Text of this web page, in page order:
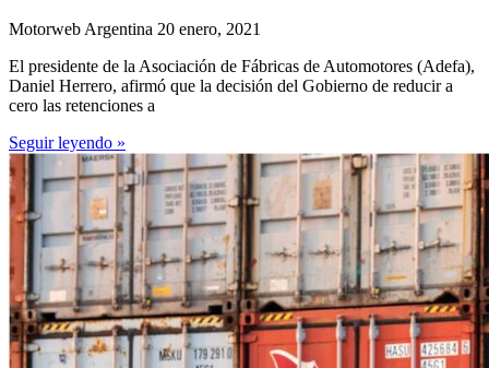
Motorweb Argentina 20 enero, 2021
El presidente de la Asociación de Fábricas de Automotores (Adefa),
Daniel Herrero, afirmó que la decisión del Gobierno de reducir a
cero las retenciones a
Seguir leyendo »